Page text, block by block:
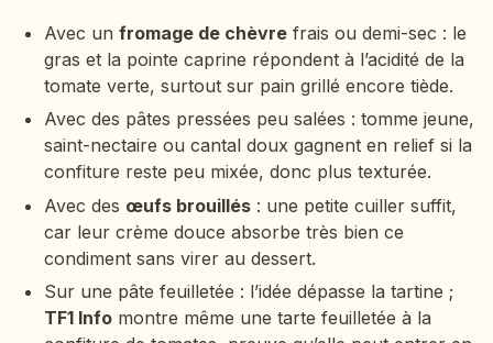
Avec un fromage de chèvre frais ou demi-sec : le
gras et la pointe caprine répondent à l’acidité de la
tomate verte, surtout sur pain grillé encore tiède.
Avec des pâtes pressées peu salées : tomme jeune,
saint-nectaire ou cantal doux gagnent en relief si la
confiture reste peu mixée, donc plus texturée.
Avec des œufs brouillés : une petite cuiller suffit,
car leur crème douce absorbe très bien ce
condiment sans virer au dessert.
Sur une pâte feuilletée : l’idée dépasse la tartine ;
TF1 Info montre même une tarte feuilletée à la